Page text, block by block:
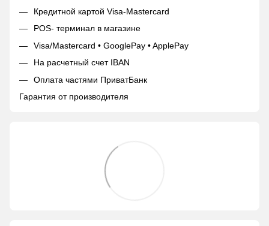
Кредитной картой Visa-Mastercard
POS- терминал в магазине
Visa/Mastercard • GooglePay • ApplePay
На расчетный счет IBAN
Оплата частями ПриватБанк
Гарантия от производителя